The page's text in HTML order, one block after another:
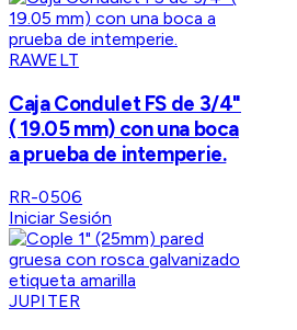
RAWELT
Caja Condulet FS de 3/4"
( 19.05 mm) con una boca
a prueba de intemperie.
RR-0506
Iniciar Sesión
JUPITER